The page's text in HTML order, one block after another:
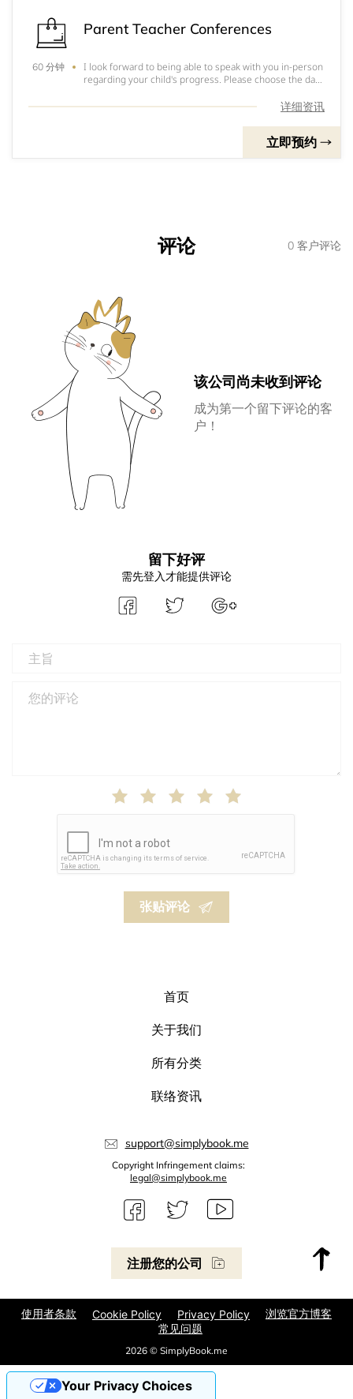
Parent Teacher Conferences
60 分钟
I look forward to being able to speak with you in-person
regarding your child's progress. Please choose the day
详细资讯
立即预约
评论 0 客户评论
该公司尚未收到评论
成为第一个留下评论的客
户！
留下好评
需先登入才能提供评论
张贴评论
注册您的公司
首页
关于我们
所有分类
联络资讯
support@simplybook.me
Copyright Infringement claims:
legal@simplybook.me
2026 © SimplyBook.me
使用者条款 Cookie Policy Privacy Policy
浏览官方博客
常见问题
Your Privacy Choices